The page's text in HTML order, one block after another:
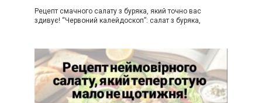
Рецепт смачного салату з буряка, який точно вас
здивує! “Червоний калейдоскоп”: салат з буряка,